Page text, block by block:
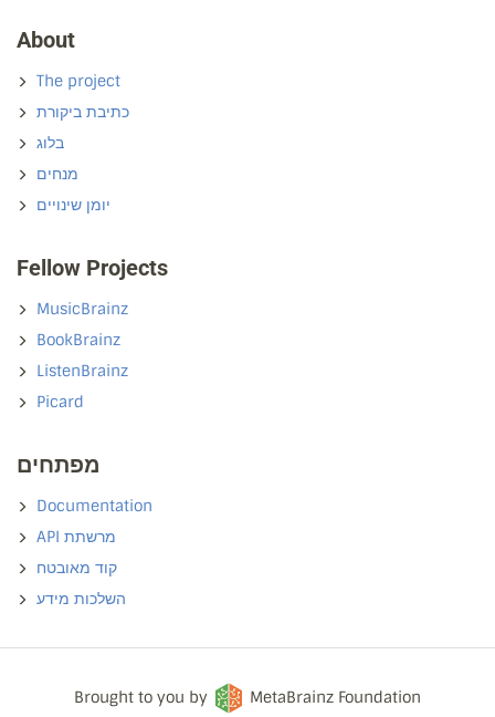
About
The project
כתיבת ביקורת
בלוג
מנחים
יומן שינויים
Fellow Projects
MusicBrainz
BookBrainz
ListenBrainz
Picard
מפתחים
Documentation
API מרשתת
קוד מאובטח
השלכות מידע
Brought to you by MetaBrainz Foundation